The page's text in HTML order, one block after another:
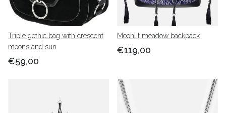
Triple gothic bag with crescent
moons and sun
€59,00
Moonlit meadow backpack
€119,00